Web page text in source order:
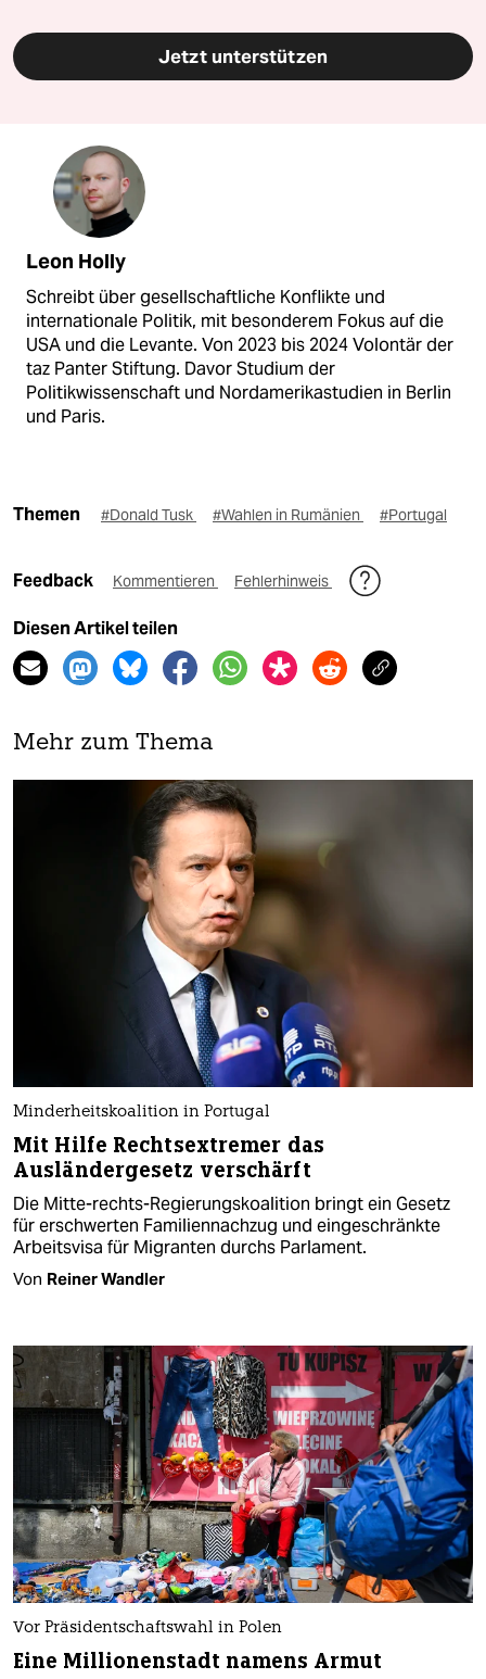
Jetzt unterstützen
Leon Holly
Schreibt über gesellschaftliche Konflikte und
internationale Politik, mit besonderem Fokus auf die
USA und die Levante. Von 2023 bis 2024 Volontär der
taz Panter Stiftung. Davor Studium der
Politikwissenschaft und Nordamerikastudien in Berlin
und Paris.
Themen #Donald Tusk #Wahlen in Rumänien #Portugal
Feedback Kommentieren Fehlerhinweis
Diesen Artikel teilen
Mehr zum Thema
Minderheitskoalition in Portugal
Mit Hilfe Rechtsextremer das
Ausländergesetz verschärft​ ​
Die Mitte-rechts-Regierungskoalition bringt ein Gesetz
für erschwerten Familiennachzug und eingeschränkte
Arbeitsvisa für Migranten durchs Parlament.
Von Reiner Wandler
Vor Präsidentschaftswahl in Polen
Eine Millionenstadt namens Armut